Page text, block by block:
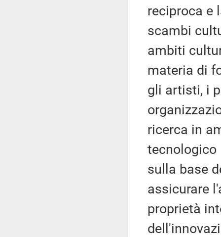
reciproca e
scambi
ambiti
materia di
gli artisti, i
ricerca in
tecnologico
sulla base
assicurare
proprietà